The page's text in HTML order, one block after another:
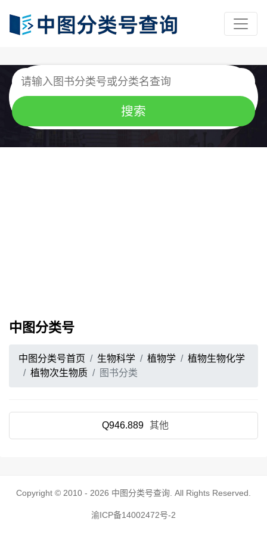
中图分类号
中图分类号首页 生物科学 植物学
植物生物化学
植物次生物质
图书分类
Q946.889 其他
Copyright © 2010 - 2026 中图分类号查询 . All Rights Reserved.
渝ICP备14002472号-2